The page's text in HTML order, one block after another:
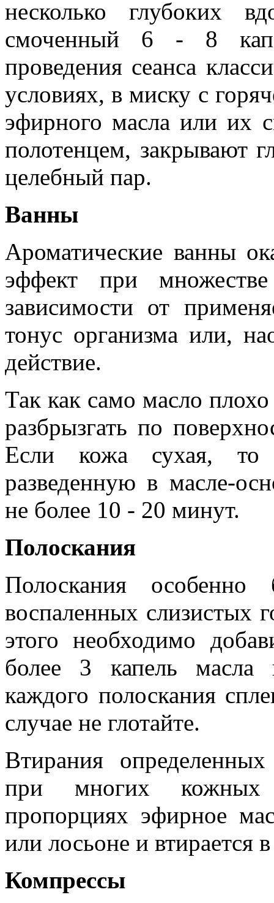
несколько глубоких
смоченный 6 - 8
проведения сеанса
условиях, в миску с
эфирного масла или их
полотенцем, закрывают
целебный пар.
Ванны
Ароматические ванны
эффект при
зависимости от
тонус организма или,
действие.
Так как само масло
разбрызгать по
Если кожа сухая, то
разведенную в масле-
не более 10 - 20 минут.
Полоскания
Полоскания особенно
воспаленных слизистых
этого необходимо
более 3 капель
каждого полоскания
случае не глотайте.
Втирания
при многих кожных
пропорциях эфирное
или лосьоне и втирается
Компрессы